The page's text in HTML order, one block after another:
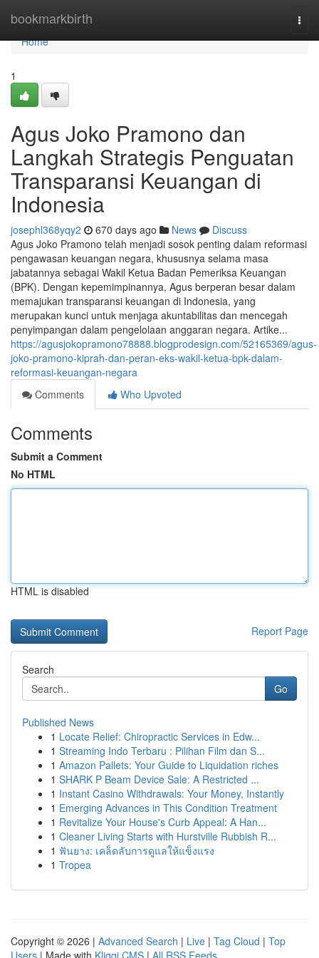
bookmarkbirth
Home
Home
1
Agus Joko Pramono dan
Langkah Strategis Penguatan
Transparansi Keuangan di
Indonesia
josephl368yqy2 670 days ago News
Discuss
Agus Joko Pramono telah menjadi sosok penting dalam reformasi
pengawasan keuangan negara, khususnya selama masa
jabatannya sebagai Wakil Ketua Badan Pemeriksa Keuangan
(BPK). Dengan kepemimpinannya, Agus berperan besar dalam
memajukan transparansi keuangan di Indonesia, yang
merupakan kunci untuk menjaga akuntabilitas dan mencegah
penyimpangan dalam pengelolaan anggaran negara. Artike...
https://agusjokopramono78888.blogprodesign.com/52165369/agus-
joko-pramono-kiprah-dan-peran-eks-wakil-ketua-bpk-dalam-
reformasi-keuangan-negara
Comments
Who Upvoted
Comments
Submit a Comment
No HTML
HTML is disabled
Report Page
Search
Go
Published News
1 Locate Relief: Chiropractic Services in Edw...
1 Streaming Indo Terbaru : Pilihan Film dan S...
1 Amazon Pallets: Your Guide to Liquidation riches
1 SHARK P Beam Device Sale: A Restricted ...
1 Instant Casino Withdrawals: Your Money, Instantly
1 Emerging Advances in This Condition Treatment
1 Revitalize Your House's Curb Appeal: A Han...
1 Cleaner Living Starts with Hurstville Rubbish R...
1 ฟันยาง: เคล็ดลับการดูแลให้แข็งแรง
1 Tropea
Copyright © 2026 | Advanced Search | Live | Tag Cloud | Top
Users | Made with Kliqqi CMS | All RSS Feeds